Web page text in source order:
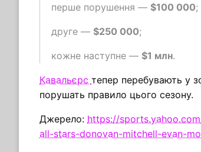
перше порушення — $100 000;
друге — $250 000;
кожне наступне — $1 млн.
Кавальєрс тепер перебувають у
порушать правило цього сезону.
Джерело: https://
all-stars-donovan-mitchell-evan-